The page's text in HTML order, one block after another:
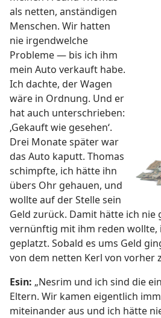
als netten, anständigen
Menschen. Wir hatten
nie irgendwelche
Probleme — bis ich ihm
mein Auto verkauft habe.
Ich dachte, der Wagen
wäre in Ordnung. Und er
hat auch unterschrieben:
‚Gekauft wie gesehen‘.
Drei Monate später war
das Auto kaputt. Thomas
schimpfte, ich hätte ihn
übers Ohr gehauen, und
wollte auf der Stelle sein
Geld zurück. Damit hätte ich nie
vernünftig mit ihm reden wollte,
geplatzt. Sobald es ums Geld
von dem netten Kerl von vorher
Esin: „Nesrim und ich sind die
Eltern. Wir kamen eigentlich
miteinander aus und ich hätte